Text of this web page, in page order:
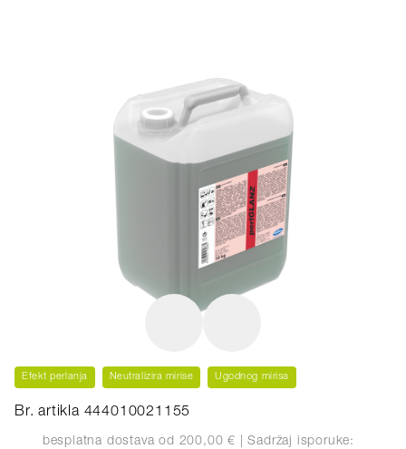
Efekt perlanja Neutralizira mirise Ugodnog mirisa
Br. artikla 444010021155
besplatna dostava od 200,00 € | Sadržaj isporuke: